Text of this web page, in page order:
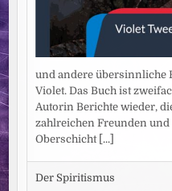
und andere übersinnliche
Violet. Das Buch ist
Autorin Berichte wieder,
zahlreichen Freunden
Oberschicht [...]
Der Spiritismus